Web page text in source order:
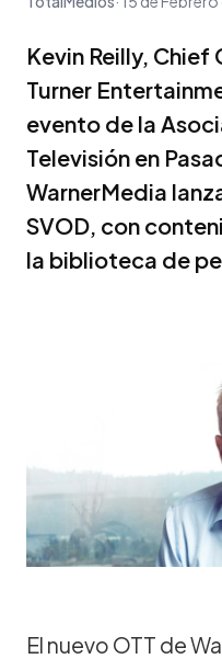
Kevin Reilly,
Turner
evento de la
Televisión en
WarnerMedia
SVOD, con
la biblioteca de
El nuevo OTT de